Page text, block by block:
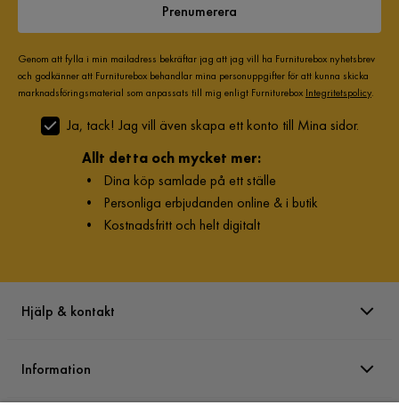
Prenumerera
Genom att fylla i min mailadress bekräftar jag att jag vill ha Furniturebox nyhetsbrev
och godkänner att Furniturebox behandlar mina personuppgifter för att kunna skicka
marknadsföringsmaterial som anpassats till mig enligt Furniturebox Integritetspolicy.
Ja, tack! Jag vill även skapa ett konto till Mina sidor.
Allt detta och mycket mer:
• Dina köp samlade på ett ställe
• Personliga erbjudanden online & i butik
• Kostnadsfritt och helt digitalt
Hjälp & kontakt
Information